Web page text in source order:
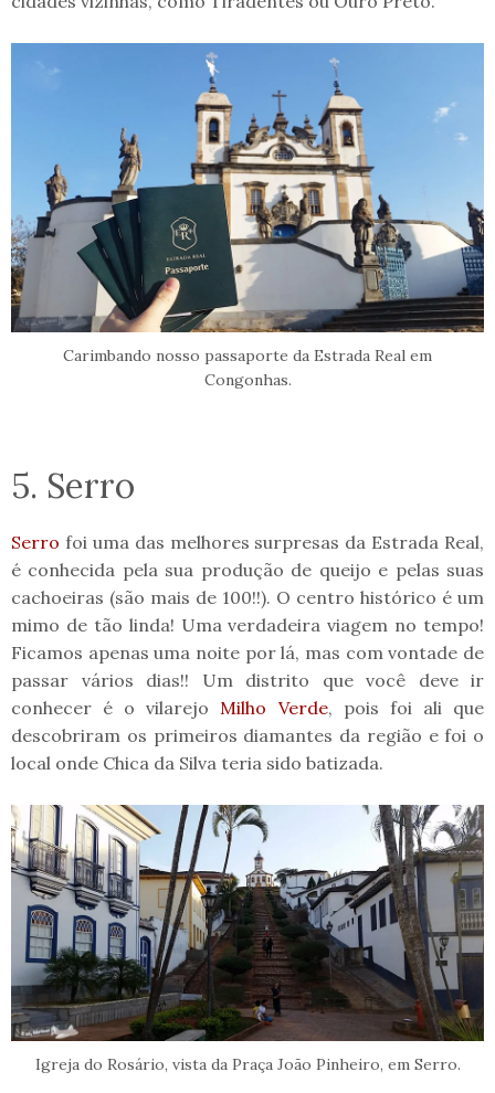
Carimbando nosso passaporte da Estrada Real em
Congonhas.
5. Serro
Serro foi uma das melhores surpresas da Estrada Real,
é conhecida pela sua produção de queijo e pelas suas
cachoeiras (são mais de 100!!). O centro histórico é um
mimo de tão linda! Uma verdadeira viagem no tempo!
Ficamos apenas uma noite por lá, mas com vontade de
passar vários dias!! Um distrito que você deve ir
conhecer é o vilarejo Milho Verde, pois foi ali que
descobriram os primeiros diamantes da região e foi o
local onde Chica da Silva teria sido batizada.
Igreja do Rosário, vista da Praça João Pinheiro, em Serro.